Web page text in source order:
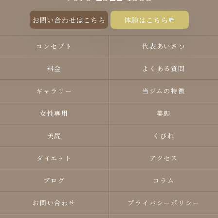
お問い合わせはこちら 体験はこちら
コンセプト 代表あいさつ
料金 よくある質問
ギャラリー 当ジムの特徴
女性専用 美脚
美尻 くびれ
ダイエット アクセス
ブログ コラム
お問い合わせ プライバシーポリシー